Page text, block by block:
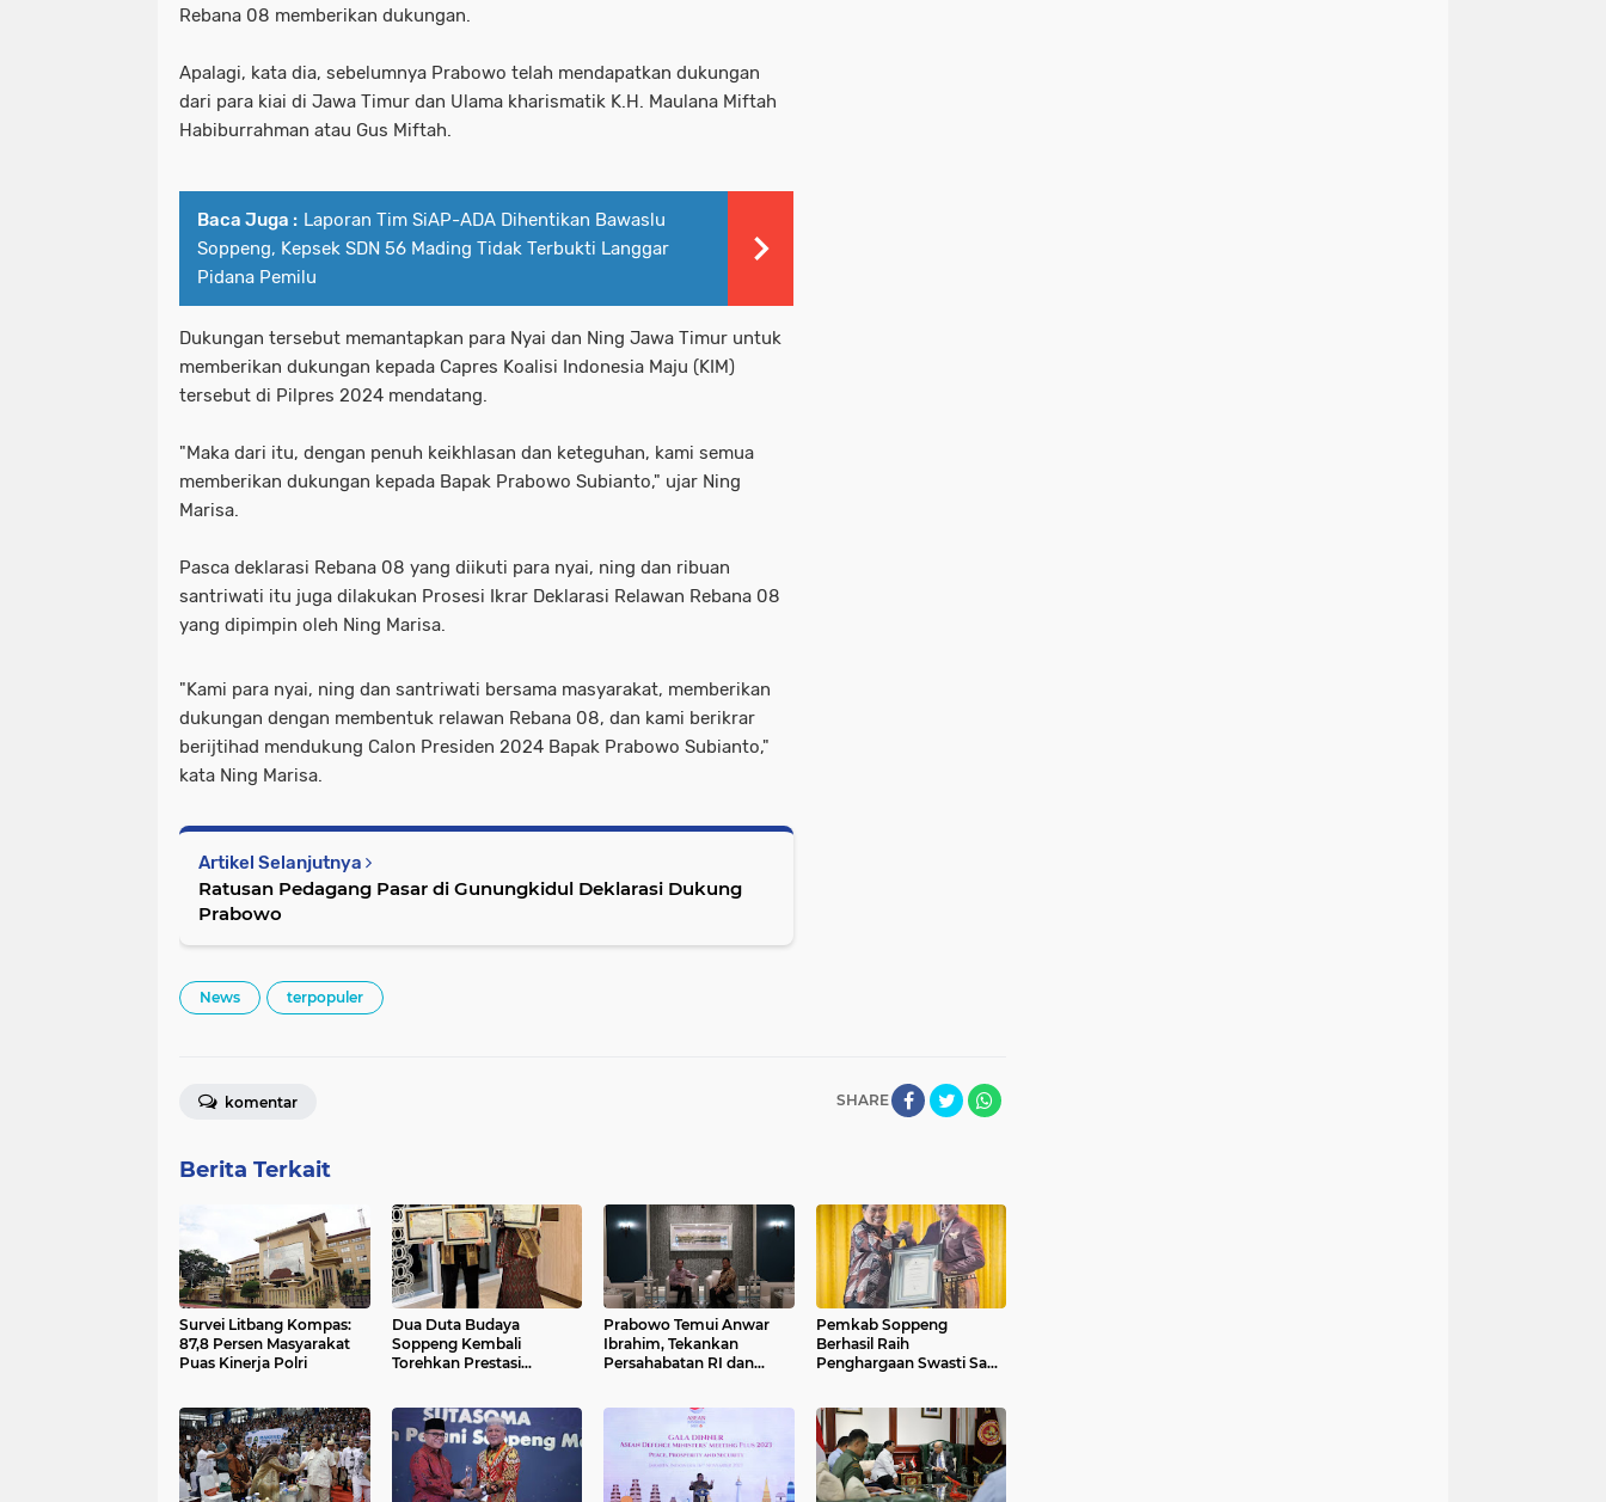
Rebana 08 memberikan dukungan.
Apalagi, kata dia, sebelumnya Prabowo telah mendapatkan dukungan
dari para kiai di Jawa Timur dan Ulama kharismatik K.H. Maulana Miftah
Habiburrahman atau Gus Miftah.
Baca Juga : Laporan Tim SiAP-ADA Dihentikan Bawaslu
Soppeng, Kepsek SDN 56 Mading Tidak Terbukti Langgar
Pidana Pemilu
Dukungan tersebut memantapkan para Nyai dan Ning Jawa Timur untuk
memberikan dukungan kepada Capres Koalisi Indonesia Maju (KIM)
tersebut di Pilpres 2024 mendatang.
"Maka dari itu, dengan penuh keikhlasan dan keteguhan, kami semua
memberikan dukungan kepada Bapak Prabowo Subianto," ujar Ning
Marisa.
Pasca deklarasi Rebana 08 yang diikuti para nyai, ning dan ribuan
santriwati itu juga dilakukan Prosesi Ikrar Deklarasi Relawan Rebana 08
yang dipimpin oleh Ning Marisa.
"Kami para nyai, ning dan santriwati bersama masyarakat, memberikan
dukungan dengan membentuk relawan Rebana 08, dan kami berikrar
berijtihad mendukung Calon Presiden 2024 Bapak Prabowo Subianto,"
kata Ning Marisa.
Artikel Selanjutnya
Ratusan Pedagang Pasar di Gunungkidul Deklarasi Dukung
Prabowo
News terpopuler
SHARE
komentar
Berita Terkait
Survei Litbang Kompas:
87,8 Persen Masyarakat
Puas Kinerja Polri
Dua Duta Budaya
Soppeng Kembali
Torehkan Prestasi
Prabowo Temui Anwar
Ibrahim, Tekankan
Persahabatan RI dan
Pemkab Soppeng
Berhasil Raih
Penghargaan Swasti Saba